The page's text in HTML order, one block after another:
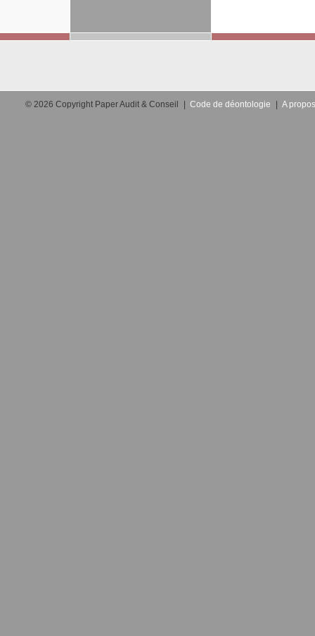
© 2026 Copyright Paper Audit & Conseil Code de déontologie A